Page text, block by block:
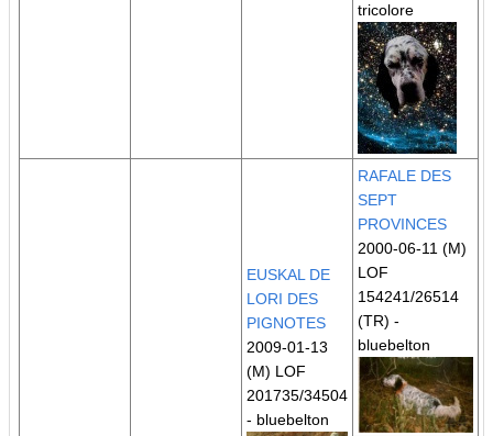
tricolore
EUSKAL DE
LORI DES
PIGNOTES
2009-01-13
(M) LOF
201735/34504
- bluebelton
RAFALE DES
SEPT
PROVINCES
2000-06-11 (M)
LOF
154241/26514
(TR) -
bluebelton